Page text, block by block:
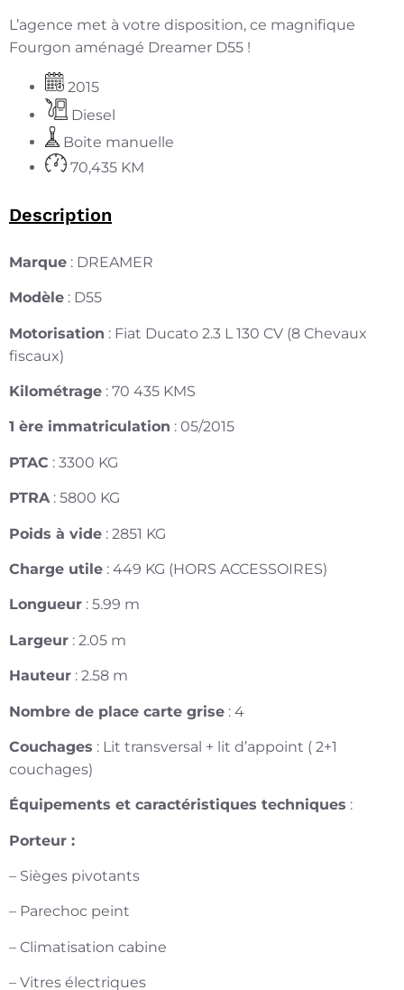
L’agence met à votre disposition, ce magnifique
Fourgon aménagé Dreamer D55 !
2015
Diesel
Boite manuelle
70,435 KM
Description
Marque : DREAMER
Modèle : D55
Motorisation : Fiat Ducato 2.3 L 130 CV (8 Chevaux
fiscaux)
Kilométrage : 70 435 KMS
1 ère immatriculation : 05/2015
PTAC : 3300 KG
PTRA: 5800 KG
Poids à vide : 2851 KG
Charge utile : 449 KG (HORS ACCESSOIRES)
Longueur : 5.99 m
Largeur : 2.05 m
Hauteur : 2.58 m
Nombre de place carte grise : 4
Couchages : Lit transversal + lit d’appoint ( 2+1
couchages)
Équipements et caractéristiques techniques :
Porteur :
– Sièges pivotants
– Parechoc peint
– Climatisation cabine
– Vitres électriques